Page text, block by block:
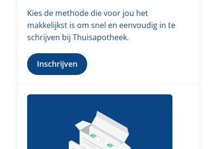
Kies de methode die voor jou het
makkelijkst is om snel en eenvoudig in te
schrijven bij Thuisapotheek.
Inschrijven